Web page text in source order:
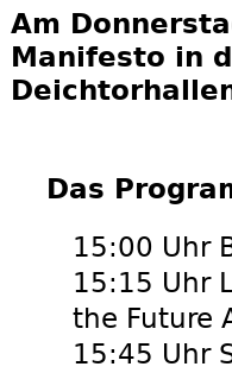
Am
Manifesto in
Das
15:00 Uhr
15:15 Uhr
the Future
15:45 Uhr